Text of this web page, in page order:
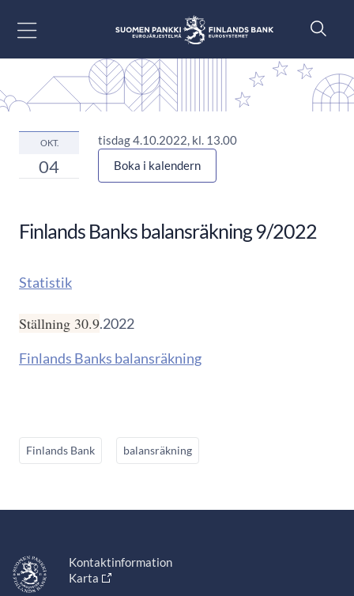
OKT.
04
tisdag 4.10.2022, kl. 13.00
Boka i kalendern
Finlands Banks balansräkning 9/2022
Statistik
Ställning 30.9.2022
Finlands Banks balansräkning
Finlands Bank balansräkning
Kontaktinformation
Karta